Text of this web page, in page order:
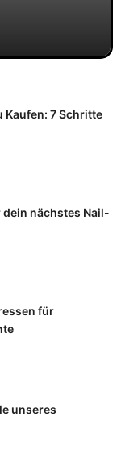
Kaufen: 7 Schritte
dein nächstes Nail-
für
unseres